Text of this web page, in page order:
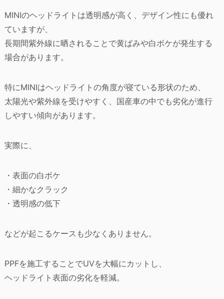
MINIのヘッドライトは透明感が高く、デザイン性にも優れ
ていますが、
長期間紫外線に晒されることで黄ばみや白ボケが発生する
場合があります。
特にMINIはヘッドライトの角度が寝ている形状のため、
太陽光や紫外線を受けやすく、国産車の中でも劣化が進行
しやすい傾向があります。
実際に、
・表面の白ボケ
・細かなクラック
・透明感の低下
などが起こるケースも少なくありません。
PPFを施工することでUVを大幅にカットし、
ヘッドライト表面の劣化を軽減。